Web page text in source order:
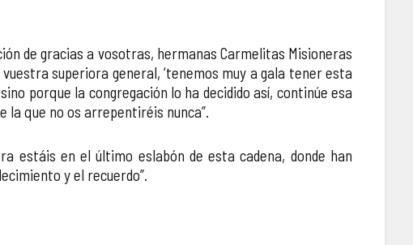
de gracias a vosotras, hermanas Carmelitas Misioneras
superiora general, ‘tenemos muy a gala tener esta
porque la congregación lo ha decidido así, continúe esa
la que no os arrepentiréis nunca”.
estáis en el último eslabón de esta cadena, donde han
y el recuerdo”.